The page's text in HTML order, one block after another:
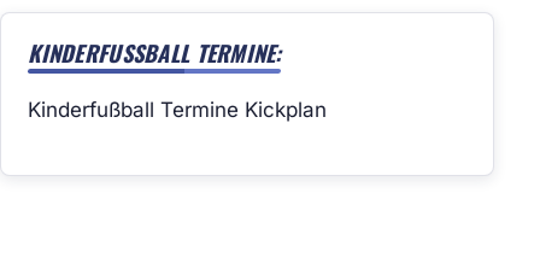
KINDERFUSSBALL TERMINE:
Kinderfußball Termine Kickplan